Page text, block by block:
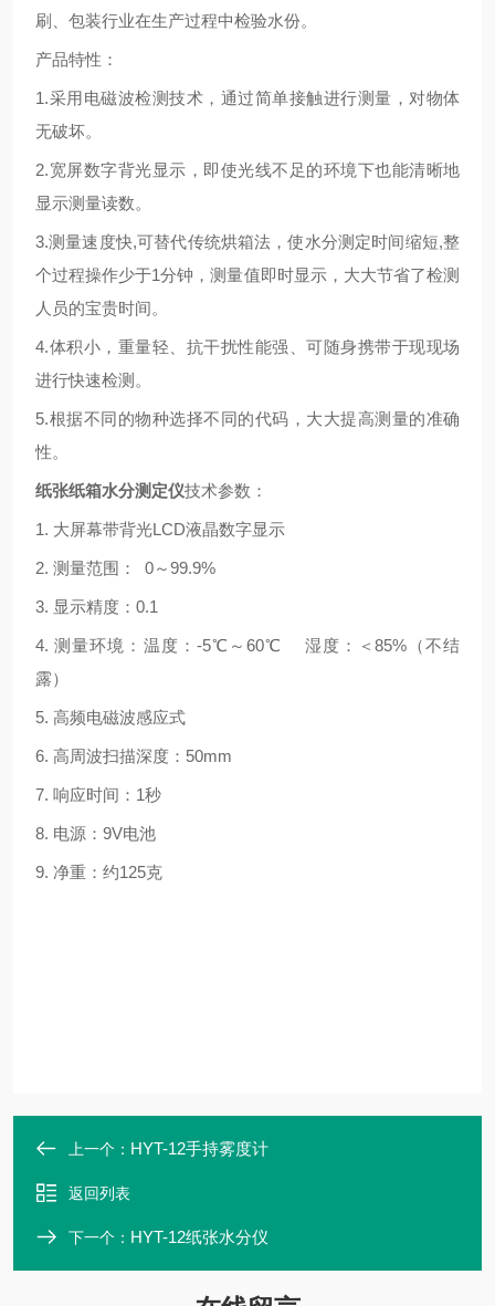
刷、包装行业在生产过程中检验水份。
产品特性：
1.采用电磁波检测技术，通过简单接触进行测量，对物体
无破坏。
2.宽屏数字背光显示，即使光线不足的环境下也能清晰地
显示测量读数。
3.测量速度快,可替代传统烘箱法，使水分测定时间缩短,整
个过程操作少于1分钟，测量值即时显示，大大节省了检测
人员的宝贵时间。
4.体积小，重量轻、抗干扰性能强、可随身携带于现现场
进行快速检测。
5.根据不同的物种选择不同的代码，大大提高测量的准确
性。
纸张纸箱水分测定仪技术参数：
1. 大屏幕带背光LCD液晶数字显示
2. 测量范围： 0～99.9%
3. 显示精度：0.1
4. 测量环境： 温度：-5℃ ～60℃ 湿度：＜85%（不结
露）
5. 高频电磁波感应式
6. 高周波扫描深度：50mm
7. 响应时间：1秒
8. 电源：9V电池
9. 净重：约125克
上一个： HYT-12手持雾度计
返回列表
下一个： HYT-12纸张水分仪